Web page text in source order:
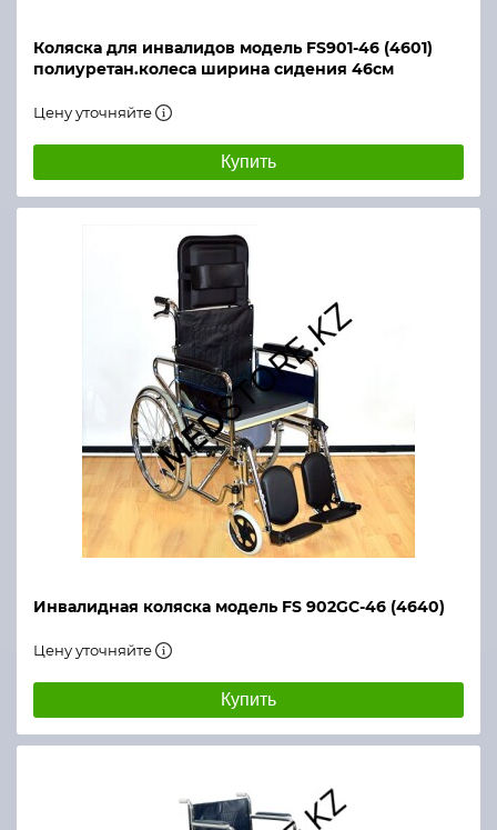
Коляска для инвалидов модель FS901-46 (4601)
полиуретан.колеса ширина сидения 46см
Цену уточняйте
Купить
Инвалидная коляска модель FS 902GC-46 (4640)
Цену уточняйте
Купить